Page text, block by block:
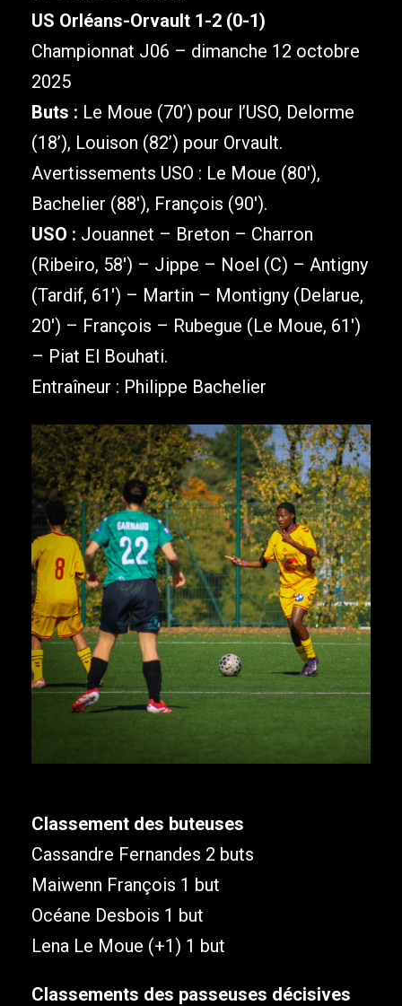
US Orléans-Orvault 1-2 (0-1)
Championnat J06 – dimanche 12 octobre
2025
Buts : Le Moue (70’) pour l’USO, Delorme
(18’), Louison (82’) pour Orvault.
Avertissements USO : Le Moue (80′),
Bachelier (88′), François (90′).
USO : Jouannet – Breton – Charron
(Ribeiro, 58′) – Jippe – Noel (C) – Antigny
(Tardif, 61′) – Martin – Montigny (Delarue,
20′) – François – Rubegue (Le Moue, 61′)
– Piat El Bouhati.
Entraîneur : Philippe Bachelier
Classement des buteuses
Cassandre Fernandes 2 buts
Maiwenn François 1 but
Océane Desbois 1 but
Lena Le Moue (+1) 1 but
Classements des passeuses décisives